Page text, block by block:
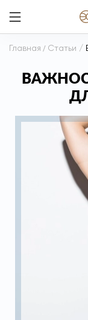
Главная / Статьи /